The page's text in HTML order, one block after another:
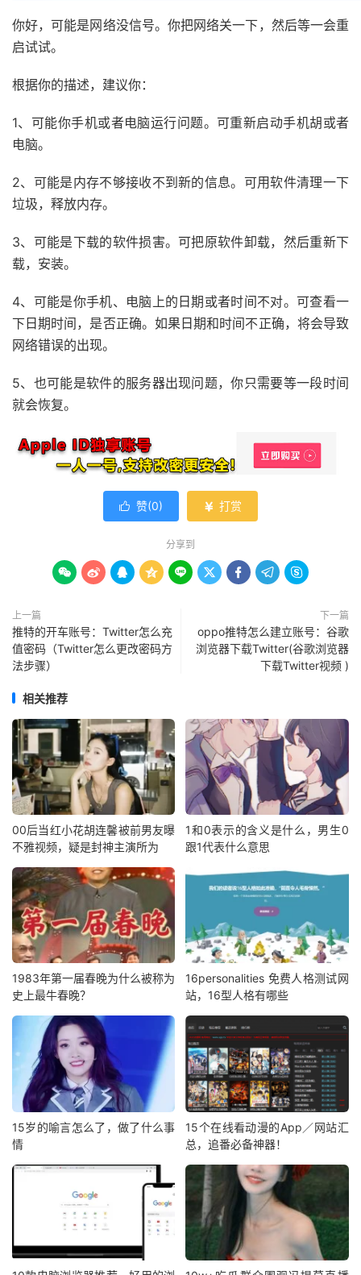
你好，可能是网络没信号。你把网络关一下，然后等一会重
启试试。
根据你的描述，建议你：
1、可能你手机或者电脑运行问题。可重新启动手机胡或者
电脑。
2、可能是内存不够接收不到新的信息。可用软件清理一下
垃圾，释放内存。
3、可能是下载的软件损害。可把原软件卸载，然后重新下
载，安装。
4、可能是你手机、电脑上的日期或者时间不对。可查看一
下日期时间，是否正确。如果日期和时间不正确，将会导致
网络错误的出现。
5、也可能是软件的服务器出现问题，你只需要等一段时间
就会恢复。
 赞(0)  打赏
分享到
        
上一篇
推特的开车账号：Twitter怎么充
值密码（Twitter怎么更改密码方
法步骤）
下一篇
oppo推特怎么建立账号：谷歌
浏览器下载Twitter(谷歌浏览器
下载Twitter视频 )
相关推荐
00后当红小花胡连馨被前男友曝
不雅视频，疑是封神主演所为
1和0表示的含义是什么，男生0
跟1代表什么意思
1983年第一届春晚为什么被称为
史上最牛春晚？
16personalities 免费人格测试网
站，16型人格有哪些
15岁的喻言怎么了，做了什么事
情
15个在线看动漫的App／网站汇
总，追番必备神器！